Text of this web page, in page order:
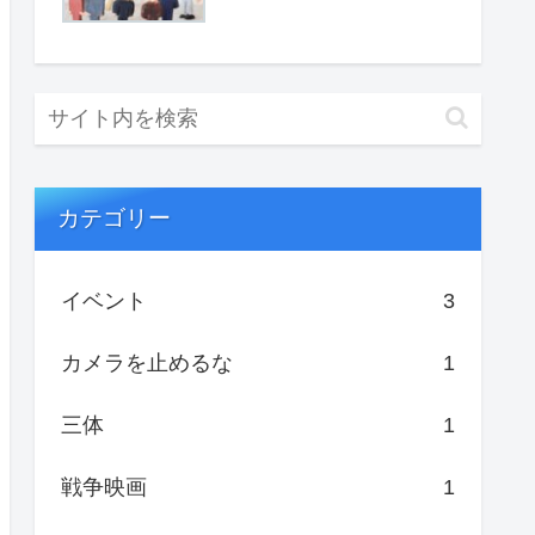
カテゴリー
イベント 3
カメラを止めるな 1
三体 1
戦争映画 1